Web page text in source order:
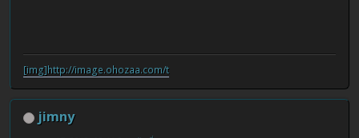
[img]http://image.ohozaa.com/t
jimny